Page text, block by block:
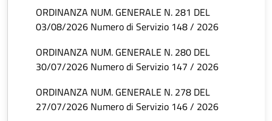
ORDINANZA NUM. GENERALE N. 281 DEL
03/08/2026 Numero di Servizio 148 / 2026
ORDINANZA NUM. GENERALE N. 280 DEL
30/07/2026 Numero di Servizio 147 / 2026
ORDINANZA NUM. GENERALE N. 278 DEL
27/07/2026 Numero di Servizio 146 / 2026